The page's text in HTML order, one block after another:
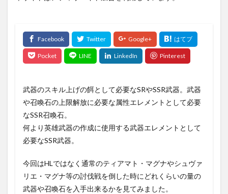
武器のスキル上げの餌として必要なSRやSSR武器。武器
や召喚石の上限解放に必要な属性エレメントとして必要
なSSR召喚石。
何より英雄武器の作成に使用する武器エレメントとして
必要なSSR武器。
今回はHLではなく通常のティアマト・マグナやシュヴァ
リエ・マグナ等の討伐戦を倒した時にどれくらいの量の
武器や召喚石を入手出来るかを見てみました。